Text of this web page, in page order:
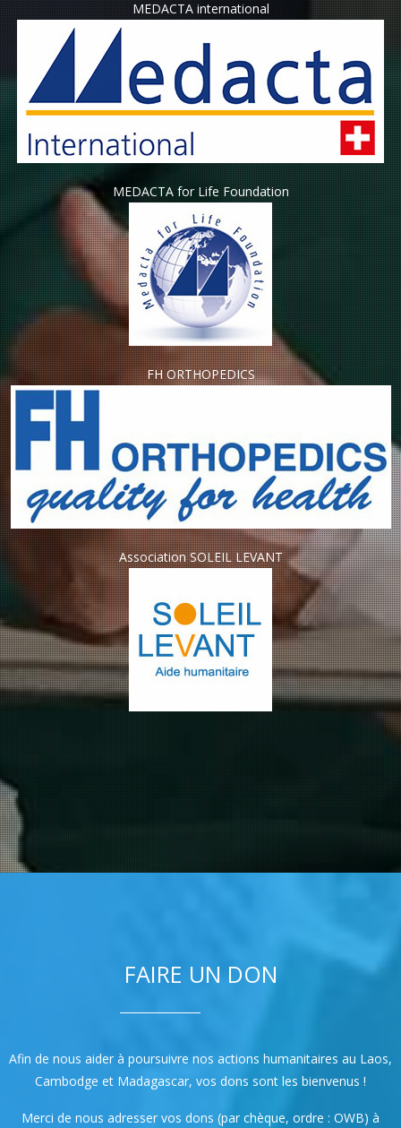
MEDACTA international
MEDACTA for Life Foundation
FH ORTHOPEDICS
Association SOLEIL LEVANT
FAIRE UN DON
Afin de nous aider à poursuivre nos actions humanitaires au Laos,
Cambodge et Madagascar, vos dons sont les bienvenus !
Merci de nous adresser vos dons (par chèque, ordre : OWB) à